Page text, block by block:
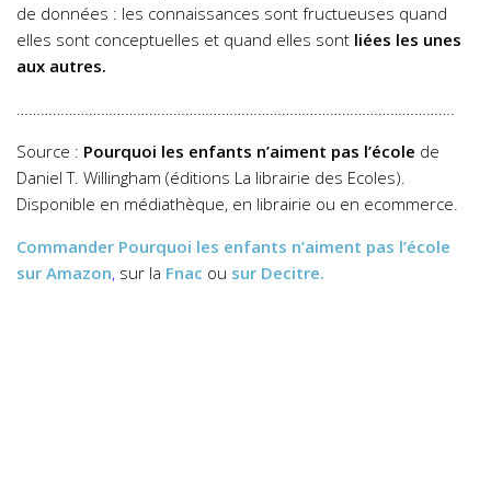
de données : les connaissances sont fructueuses quand
elles sont conceptuelles et quand elles sont liées les unes
aux autres.
Source : Pourquoi les enfants n’aiment pas l’école de
Daniel T. Willingham (éditions La librairie des Ecoles).
Disponible en médiathèque, en librairie ou en ecommerce.
Commander Pourquoi les enfants n’aiment pas l’école
sur Amazon, sur la Fnac ou sur Decitre.